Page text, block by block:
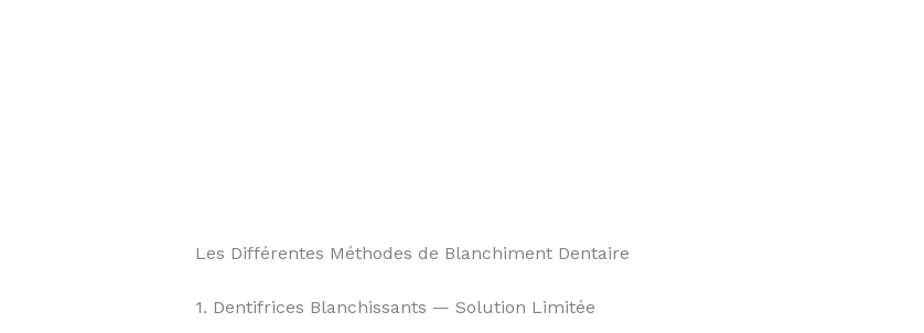
Les Différentes Méthodes de Blanchiment Dentaire
1. Dentifrices Blanchissants — Solution Limitée